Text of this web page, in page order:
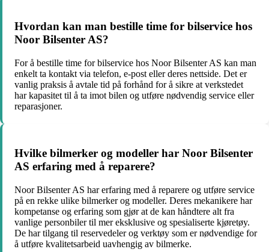
Hvordan kan man bestille time for bilservice hos
Noor Bilsenter AS?
For å bestille time for bilservice hos Noor Bilsenter AS kan man
enkelt ta kontakt via telefon, e-post eller deres nettside. Det er
vanlig praksis å avtale tid på forhånd for å sikre at verkstedet
har kapasitet til å ta imot bilen og utføre nødvendig service eller
reparasjoner.
Hvilke bilmerker og modeller har Noor Bilsenter
AS erfaring med å reparere?
Noor Bilsenter AS har erfaring med å reparere og utføre service
på en rekke ulike bilmerker og modeller. Deres mekanikere har
kompetanse og erfaring som gjør at de kan håndtere alt fra
vanlige personbiler til mer eksklusive og spesialiserte kjøretøy.
De har tilgang til reservedeler og verktøy som er nødvendige for
å utføre kvalitetsarbeid uavhengig av bilmerke.